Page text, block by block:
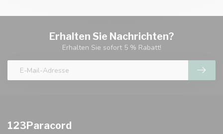
Erhalten Sie Nachrichten?
Erhalten Sie sofort 5 % Rabatt!
123Paracord